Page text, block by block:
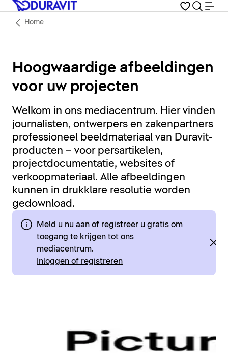
Home
Hoogwaardige afbeeldingen
voor uw projecten
Welkom in ons mediacentrum. Hier vinden
journalisten, ontwerpers en zakenpartners
professioneel beeldmateriaal van Duravit-
producten – voor persartikelen,
projectdocumentatie, websites of
verkoopmateriaal. Alle afbeeldingen
kunnen in drukklare resolutie worden
gedownload.
Meld u nu aan of registreer u gratis om
toegang te krijgen tot ons
mediacentrum.
Inloggen of registreren